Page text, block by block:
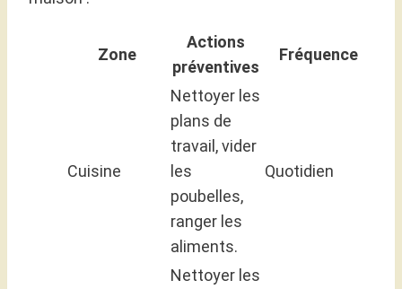
Zone
Actions
préventives
Fréquence
Cuisine
Nettoyer les
plans de
travail, vider
les
poubelles,
ranger les
aliments.
Quotidien
Nettoyer les